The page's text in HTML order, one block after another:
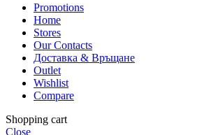
Promotions
Home
Stores
Our Contacts
Доставка & Връщане
Outlet
Wishlist
Compare
Shopping cart
Close